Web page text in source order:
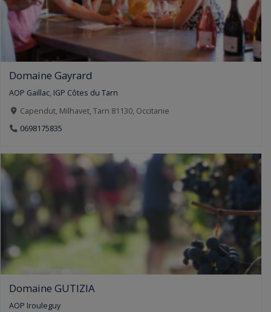
Domaine Gayrard
AOP Gaillac, IGP Côtes du Tarn
Capendut, Milhavet, Tarn 81130, Occitanie
0698175835
Domaine GUTIZIA
AOP Irouleguy